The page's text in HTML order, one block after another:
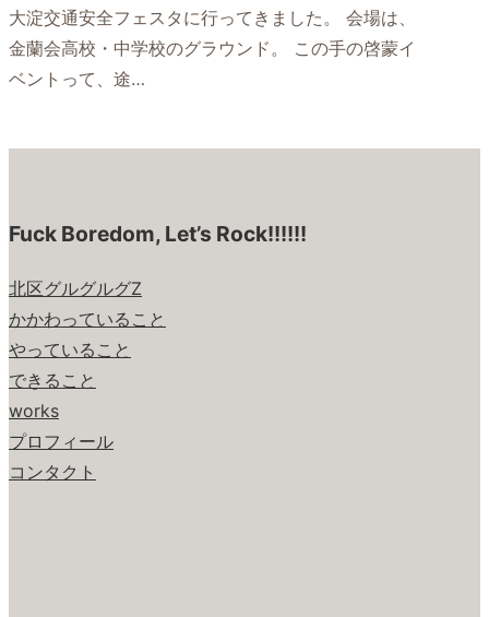
大淀交通安全フェスタに行ってきました。 会場は、
金蘭会高校・中学校のグラウンド。 この手の啓蒙イ
ベントって、途…
Fuck Boredom, Let’s Rock!!!!!!
北区グルグルグZ
かかわっていること
やっていること
できること
works
プロフィール
コンタクト